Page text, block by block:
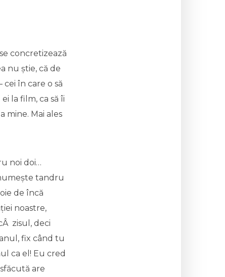
se concretizează
nu știe, că de
în care o să
la film, ca să îi
mine. Mai ales
noi doi…
tandru
de încă
noastre,
zisul, deci
fix când tu
ca el! Eu cred
are